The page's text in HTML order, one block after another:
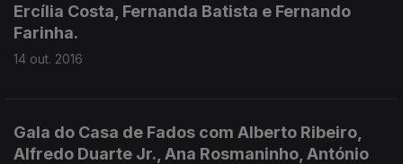
Ercília Costa, Fernanda Batista e Fernando
Farinha.
14 out. 2016
Gala do Casa de Fados com Alberto Ribeiro,
Alfredo Duarte Jr., Ana Rosmaninho, António